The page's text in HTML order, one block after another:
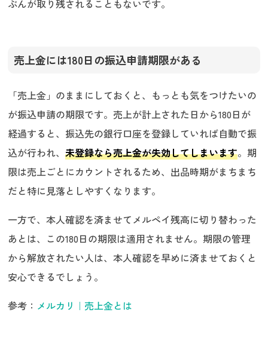
ぶんが取り残されることもないです。
売上金には180日の振込申請期限がある
「売上金」のままにしておくと、もっとも気をつけたいの
が振込申請の期限です。売上が計上された日から180日が
経過すると、振込先の銀行口座を登録していれば自動で振
込が行われ、未登録なら売上金が失効してしまいます。期
限は売上ごとにカウントされるため、出品時期がまちまち
だと特に見落としやすくなります。
一方で、本人確認を済ませてメルペイ残高に切り替わった
あとは、この180日の期限は適用されません。期限の管理
から解放されたい人は、本人確認を早めに済ませておくと
安心できるでしょう。
参考： メルカリ｜売上金とは